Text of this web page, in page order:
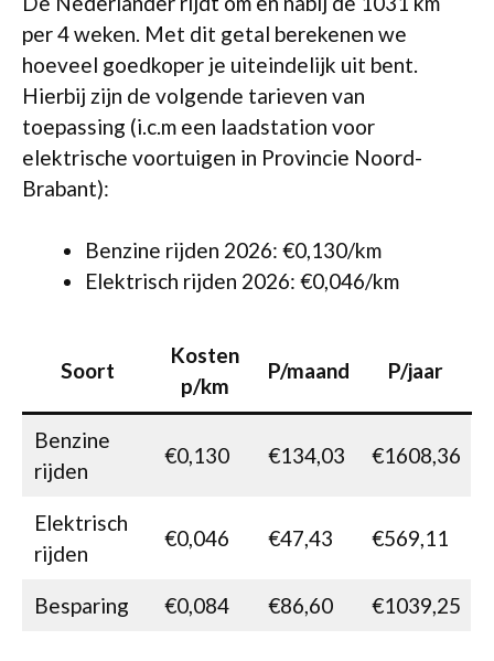
per 4 weken. Met dit getal berekenen we
hoeveel goedkoper je uiteindelijk uit bent.
Hierbij zijn de volgende tarieven van
toepassing (i.c.m een laadstation voor
elektrische voortuigen in Provincie Noord-
Brabant):
Benzine rijden 2026: €0,130/km
Elektrisch rijden 2026: €0,046/km
Soort
Kosten
p/km
P/maand P/jaar
Benzine
rijden
€0,130 €134,03 €1608,36
Elektrisch
rijden
€0,046 €47,43 €569,11
Besparing €0,084 €86,60 €1039,25